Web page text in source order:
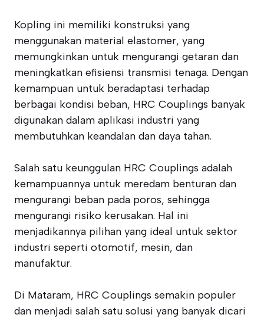
Kopling ini memiliki konstruksi yang
menggunakan material elastomer, yang
memungkinkan untuk mengurangi getaran dan
meningkatkan efisiensi transmisi tenaga. Dengan
kemampuan untuk beradaptasi terhadap
berbagai kondisi beban, HRC Couplings banyak
digunakan dalam aplikasi industri yang
membutuhkan keandalan dan daya tahan.
Salah satu keunggulan HRC Couplings adalah
kemampuannya untuk meredam benturan dan
mengurangi beban pada poros, sehingga
mengurangi risiko kerusakan. Hal ini
menjadikannya pilihan yang ideal untuk sektor
industri seperti otomotif, mesin, dan
manufaktur.
Di Mataram, HRC Couplings semakin populer
dan menjadi salah satu solusi yang banyak dicari